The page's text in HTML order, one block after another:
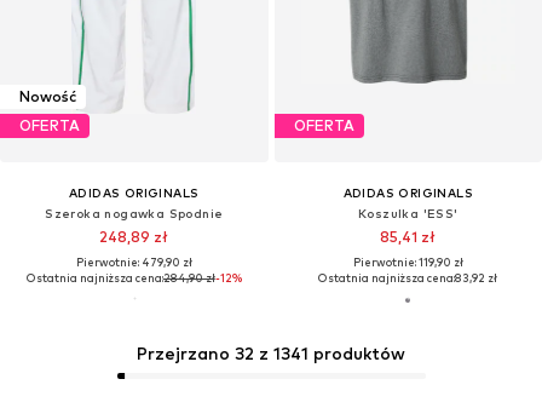
Przejrzano 32 z 1341 produktów
Nowość
OFERTA
ADIDAS ORIGINALS
Szeroka nogawka Spodnie
248,89 zł
Pierwotnie: 479,90 zł
Ostatnia najniższa cena:284,90 zł-12%
OFERTA
ADIDAS ORIGINALS
Koszulka 'ESS'
85,41 zł
Pierwotnie: 119,90 zł
Ostatnia najniższa cena:83,92 zł